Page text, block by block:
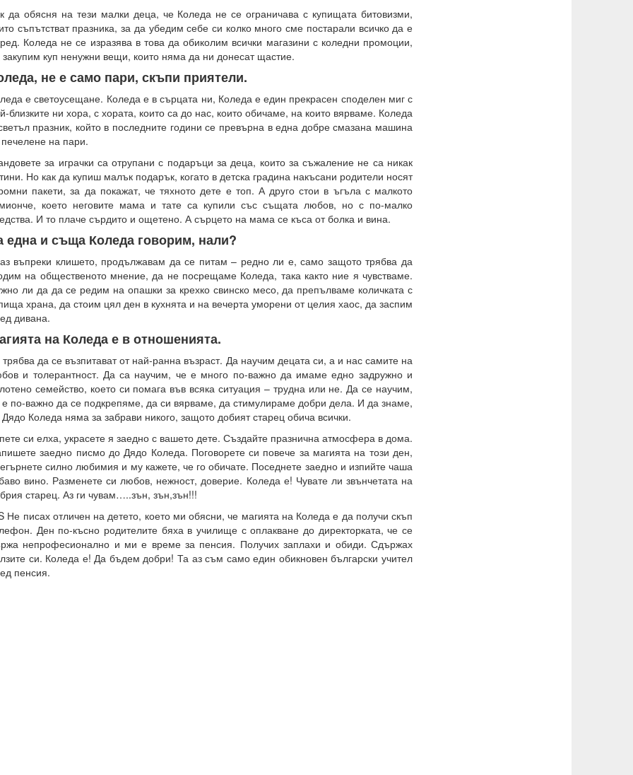
да обясня на тези малки деца, че Коледа не се ограничава с купищата битовизми,
съпътстват празника, за да убедим себе си колко много сме постарали всичко да е
Коледа не се изразява в това да обиколим всички магазини с коледни промоции,
закупим куп ненужни вещи, които няма да ни донесат щастие.
не е само пари, скъпи приятели.
е светоусещане. Коледа е в сърцата ни, Коледа е един прекрасен споделен миг с
близките ни хора, с хората, които са до нас, които обичаме, на които вярваме. Коледа
празник, който в последните години се превърна в една добре смазана машина
на пари.
за играчки са отрупани с подаръци за деца, които за съжаление не са никак
Но как да купиш малък подарък, когато в детска градина накъсани родители носят
пакети, за да покажат, че тяхното дете е топ. А друго стои в ъгъла с малкото
което неговите мама и тате са купили със същата любов, но с по-малко
И то плаче сърдито и ощетено. А сърцето на мама се къса от болка и вина.
една и съща Коледа говорим, нали?
въпреки клишето, продължавам да се питам – редно ли е, само защото трябва да
на общественото мнение, да не посрещаме Коледа, така както ние я чувстваме.
ли да да се редим на опашки за крехко свинско месо, да препълваме количката с
храна, да стоим цял ден в кухнята и на вечерта уморени от целия хаос, да заспим
дивана.
на Коледа е в отношенията.
да се възпитават от най-ранна възраст. Да научим децата си, а и нас самите на
и толерантност. Да са научим, че е много по-важно да имаме едно задружно и
семейство, което си помага във всяка ситуация – трудна или не. Да се научим,
е по-важно да се подкрепяме, да си вярваме, да стимулираме добри дела. И да знаме,
Коледа няма за забрави никого, защото добият старец обича всички.
си елха, украсете я заедно с вашето дете. Създайте празнична атмосфера в дома.
заедно писмо до Дядо Коледа. Поговорете си повече за магията на този ден,
силно любимия и му кажете, че го обичате. Поседнете заедно и изпийте чаша
вино. Разменете си любов, нежност, доверие. Коледа е! Чувате ли звънчетата на
старец. Аз ги чувам…..зън, зън,зън!!!
Не писах отличен на детето, което ми обясни, че магията на Коледа е да получи скъп
Ден по-късно родителите бяха в училище с оплакване до директорката, че се
непрофесионално и ми е време за пенсия. Получих заплахи и обиди. Сдържах
си. Коледа е! Да бъдем добри! Та аз съм само един обикновен български учител
пенсия.